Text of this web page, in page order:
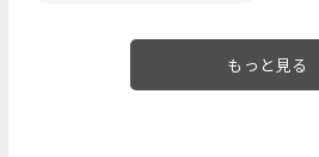
もっと見る